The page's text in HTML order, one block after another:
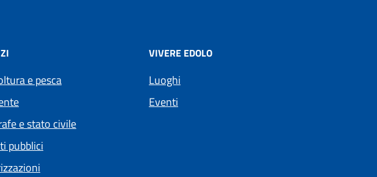
e pesca
e stato civile
pubblici
VIVERE EDOLO
Luoghi
Eventi